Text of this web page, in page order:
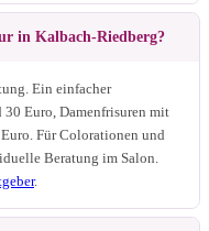
in Kalbach-Riedberg?
Ein einfacher
Euro, Damenfrisuren mit
Für Colorationen und
Beratung im Salon.
.